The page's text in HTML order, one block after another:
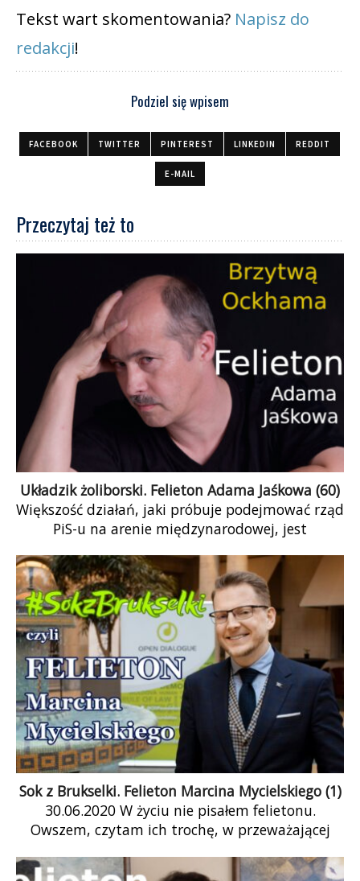
Tekst wart skomentowania? Napisz do
redakcji!
Podziel się wpisem
FACEBOOK TWITTER PINTEREST LINKEDIN REDDIT
E-MAIL
Przeczytaj też to
Układzik żoliborski. Felieton Adama Jaśkowa (60)
Większość działań, jaki próbuje podejmować rząd
PiS-u na arenie międzynarodowej, jest
dla odbiorców wiadomości i telewizji publiczno-
narodowej. Nie da się tego porównać z polityką
zagraniczną PRL-u, która w tamtym czasie była
nad wyraz skuteczna i budowała pozycję
międzynarodową Polski znacznie powyżej jej
pozycji gospodarczej czy politycznej.
Sok z Brukselki. Felieton Marcina Mycielskiego (1)
30.06.2020 W życiu nie pisałem felietonu.
Owszem, czytam ich trochę, w przeważającej
spodziewałem […]